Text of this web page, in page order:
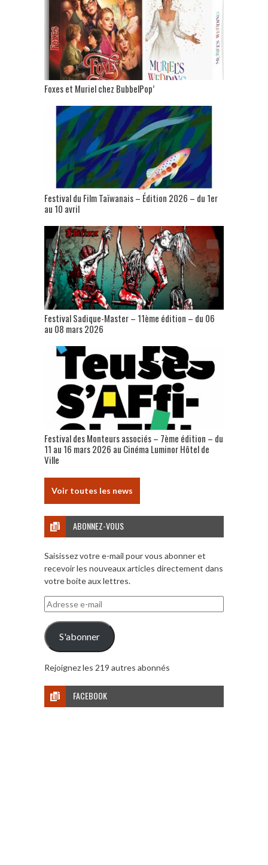
Foxes et Muriel chez BubbelPop’
Festival du Film Taïwanais – Édition 2026 – du 1er
au 10 avril
Festival Sadique-Master – 11ème édition – du 06
au 08 mars 2026
Festival des Monteurs associés – 7ème édition – du
11 au 16 mars 2026 au Cinéma Luminor Hôtel de
Ville
Voir toutes les news
ABONNEZ-VOUS
Saisissez votre e-mail pour vous abonner et
recevoir les nouveaux articles directement dans
votre boite aux lettres.
Adresse
e-
mail
S'abonner
Rejoignez les 219 autres abonnés
FACEBOOK